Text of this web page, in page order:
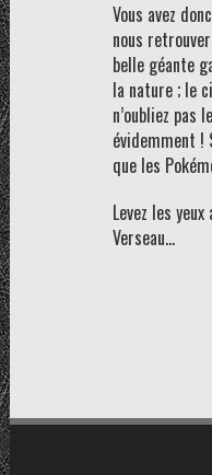
Vous avez
nous
belle géante
la nature ; le
n’oubliez pas
évidemment !
que les
Levez les
Verseau…